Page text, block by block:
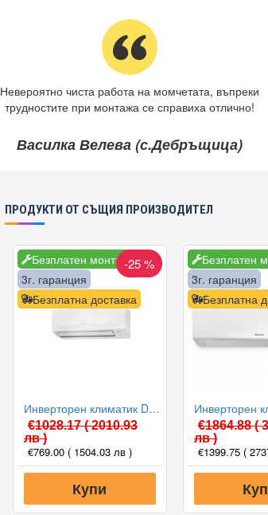
Невероятно чиста работа на момчетата, въпреки
трудностите при монтажа се справиха отлично!
Василка Велева (с.Дебръщица)
ПРОДУКТИ ОТ СЪЩИЯ ПРОИЗВОДИТЕЛ
Безплатен монтаж
Безплатна доставка
3г. гаранция
-25 %
Инверторен климатик Daikin FTXC25E/RXC25E SENSIRA 2025 WiFi, 9000 BTU, Клас A++
€1028.17( 2010.93
лв )
€769.00 ( 1504.03 лв )
Купи
Безплатен
Безплатна
3г. гаранция
€1864.88(
лв )
€1399.75 (